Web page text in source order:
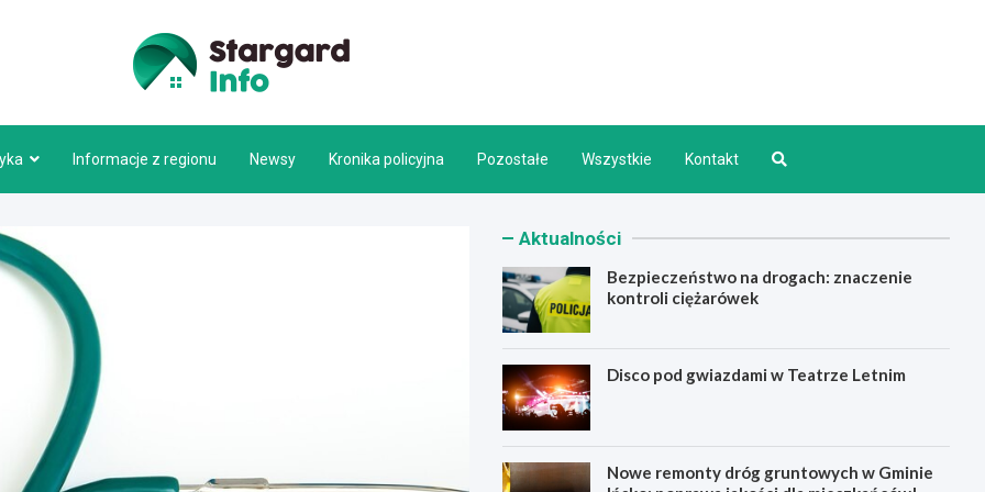
Informacje z regionu Newsy Kronika policyjna Pozostałe Wszystkie Kontakt
Aktualności
Bezpieczeństwo na drogach: znaczenie
kontroli ciężarówek
Disco pod gwiazdami w Teatrze Letnim
Nowe remonty dróg gruntowych w Gminie